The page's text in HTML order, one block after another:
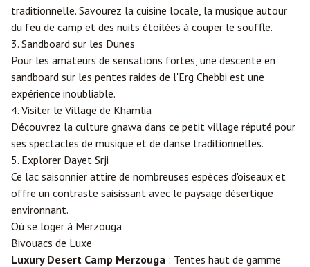
traditionnelle. Savourez la cuisine locale, la musique autour
du feu de camp et des nuits étoilées à couper le souffle.
3. Sandboard sur les Dunes
Pour les amateurs de sensations fortes, une descente en
sandboard sur les pentes raides de l'Erg Chebbi est une
expérience inoubliable.
4. Visiter le Village de Khamlia
Découvrez la culture gnawa dans ce petit village réputé pour
ses spectacles de musique et de danse traditionnelles.
5. Explorer Dayet Srji
Ce lac saisonnier attire de nombreuses espèces d'oiseaux et
offre un contraste saisissant avec le paysage désertique
environnant.
Où se loger à Merzouga
Bivouacs de Luxe
Luxury Desert Camp Merzouga : Tentes haut de gamme